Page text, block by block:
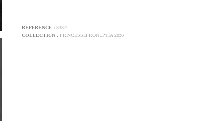
33372
PRINCESSEPRONUPTIA 2026